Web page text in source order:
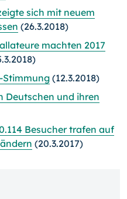
sich mit neuem
(26.3.2018)
machten 2017
Stimmung (12.3.2018)
Deutschen und ihren
Besucher trafen auf
(20.3.2017)